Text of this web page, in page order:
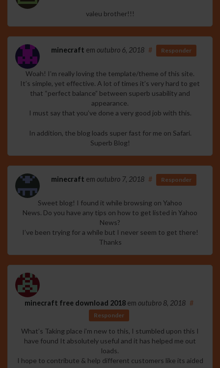
valeu brother!!!
minecraft em outubro 6, 2018 # Responder
Woah! I’m really loving the template/theme of this site.
It’s simple, yet effective. A lot of times it’s very hard to get
that “perfect balance” between superb usability and
appearance.
I must say that you’ve done a very good job with this.
In addition, the blog loads super fast for me on Safari.
Superb Blog!
minecraft em outubro 7, 2018 # Responder
Sweet blog! I found it while browsing on Yahoo
News. Do you have any tips on how to get listed in Yahoo
News?
I’ve been trying for a while but I never seem to get there!
Thanks
minecraft free download 2018em outubro 8, 2018 #
Responder
What’s Taking place i’m new to this, I stumbled upon this I
have found It absolutely useful and it has helped me out
loads.
I hope to contribute & help different customers like its aided